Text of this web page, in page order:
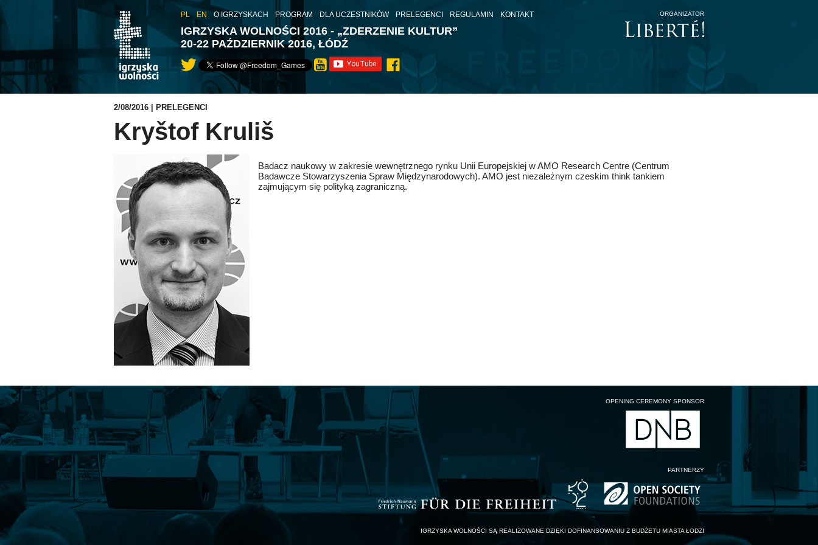
PL EN O IGRZYSKACH PROGRAM DLA UCZESTNIKÓW PRELEGENCI REGULAMIN KONTAKT
IGRZYSKA WOLNOŚCI 2016 - „ZDERZENIE KULTUR”
20-22 PAŹDZIERNIK 2016, ŁÓDŹ
ORGANIZATOR
2/08/2016 | PRELEGENCI
Kryštof Kruliš
Badacz naukowy w zakresie wewnętrznego rynku Unii Europejskiej w AMO Research Centre (Centrum
Badawcze Stowarzyszenia Spraw Międzynarodowych). AMO jest niezależnym czeskim think tankiem
zajmującym się polityką zagraniczną.
OPENING CEREMONY SPONSOR
PARTNERZY
IGRZYSKA WOLNOŚCI SĄ REALIZOWANE DZIĘKI DOFINANSOWANIU Z BUDŻETU MIASTA ŁODZI